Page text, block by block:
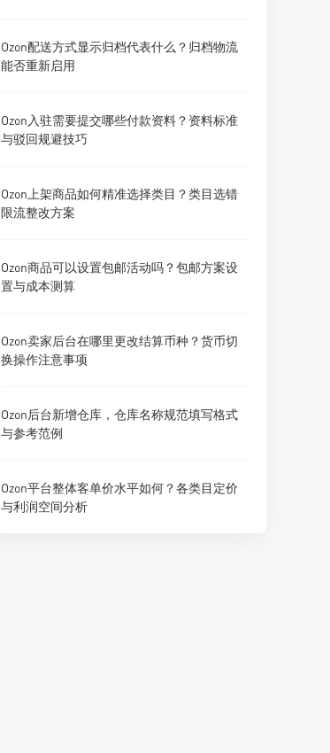
Ozon配送方式显示归档代表什么？归档物流
能否重新启用
Ozon入驻需要提交哪些付款资料？资料标准
与驳回规避技巧
Ozon上架商品如何精准选择类目？类目选错
限流整改方案
Ozon商品可以设置包邮活动吗？包邮方案设
置与成本测算
Ozon卖家后台在哪里更改结算币种？货币切
换操作注意事项
Ozon后台新增仓库，仓库名称规范填写格式
与参考范例
Ozon平台整体客单价水平如何？各类目定价
与利润空间分析